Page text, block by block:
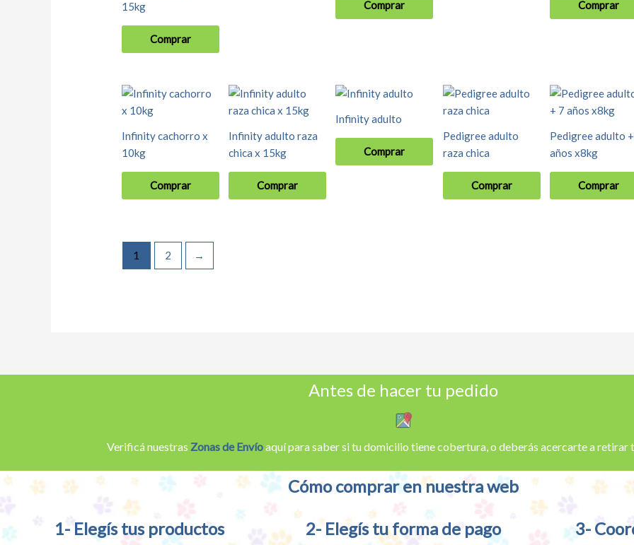
15kg
Comprar
Comprar Comprar
Infinity cachorro x
10kg
Comprar
Infinity adulto raza
chica x 15kg
Comprar
Infinity adulto
Comprar
Pedigree adulto
raza chica
Comprar
Pedigree adulto
años x8kg
Comprar
1 2 →
Antes de hacer tu pedido
Verificá nuestras Zonas de Envíoaquí para saber si tu domicilio tiene cobertura, o deberás acercarte a retirar
Cómo comprar en nuestra web
1- Elegís tus productos 2- Elegís tu forma de pago 3-